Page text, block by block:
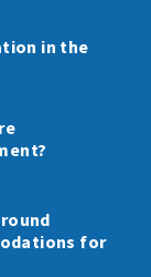
in the
for